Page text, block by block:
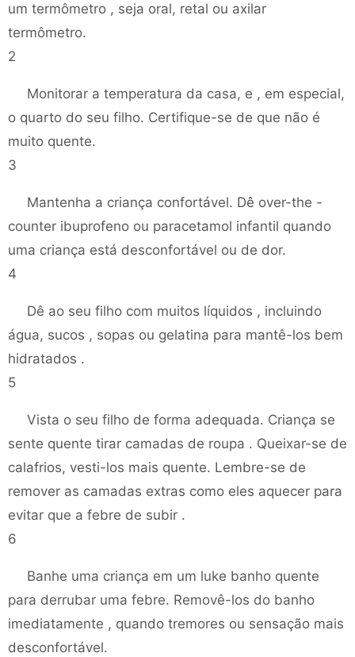
um termômetro , seja oral, retal ou axilar
termômetro.
2
Monitorar a temperatura da casa, e , em especial,
o quarto do seu filho. Certifique-se de que não é
muito quente.
3
Mantenha a criança confortável. Dê over-the -
counter ibuprofeno ou paracetamol infantil quando
uma criança está desconfortável ou de dor.
4
Dê ao seu filho com muitos líquidos , incluindo
água, sucos , sopas ou gelatina para mantê-los bem
hidratados .
5
Vista o seu filho de forma adequada. Criança se
sente quente tirar camadas de roupa . Queixar-se de
calafrios, vesti-los mais quente. Lembre-se de
remover as camadas extras como eles aquecer para
evitar que a febre de subir .
6
Banhe uma criança em um luke banho quente
para derrubar uma febre. Removê-los do banho
imediatamente , quando tremores ou sensação mais
desconfortável.